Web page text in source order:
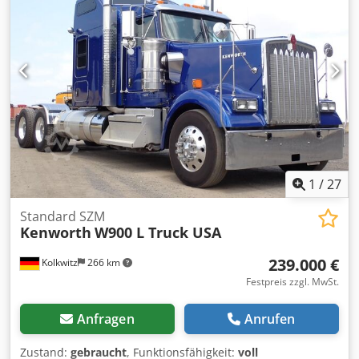
Krans auf Anfrage möglich Flexible Transportlösungen je
nach Zielort und Logistikanforderungen Alle Transporte
werden professionell durch das Logistikteam von Collé
Rental & Sales abgewickelt
1 /27
Kolkwitz 266 km
Standard SZM
Kenworth W900 L Truck USA
239.000 €
Festpreis zzgl. MwSt.
Anfragen Anrufen
Zustand: gebraucht, Funktionsfähigkeit: voll